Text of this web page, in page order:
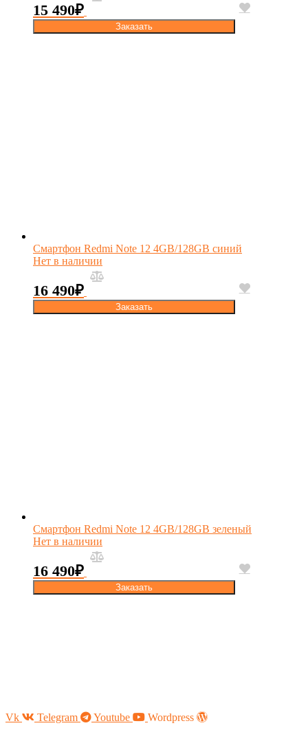
15 490₽
Заказать
Смартфон Redmi Note 12 4GB/128GB синий
Нет в наличии
16 490₽
Заказать
Смартфон Redmi Note 12 4GB/128GB зеленый
Нет в наличии
16 490₽
Заказать
Vk Telegram Youtube
Wordpress